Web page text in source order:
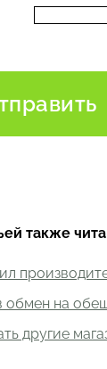
также
обмен на
другие